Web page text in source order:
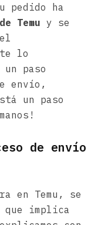
pedido ha
Temu y se
lo
paso
envío,
un paso
de envío
en Temu, se
implica